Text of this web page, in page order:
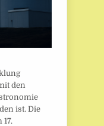
den
ist. Die